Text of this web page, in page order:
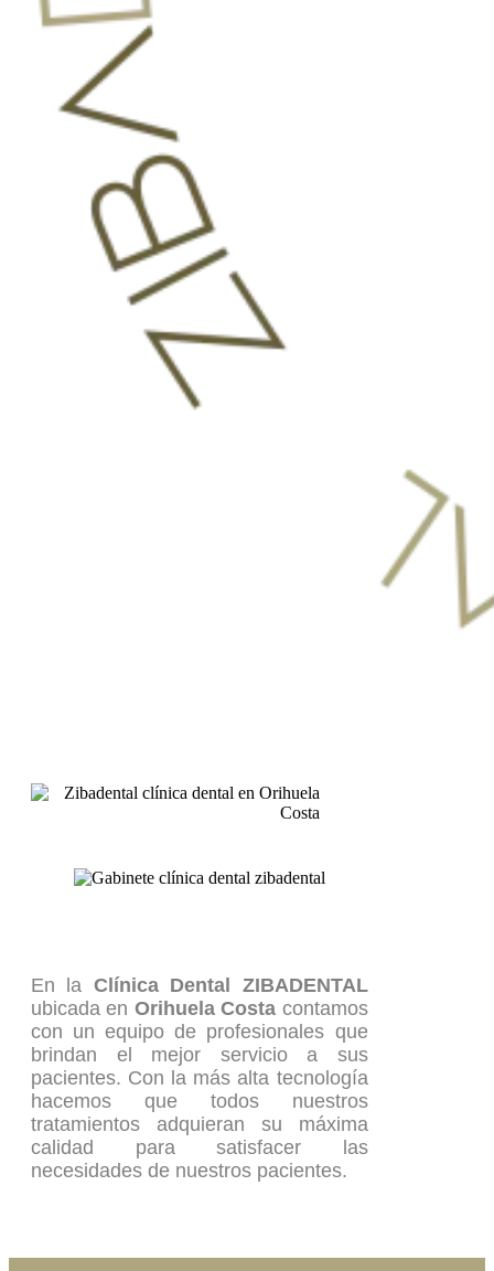
En la Clínica Dental ZIBADENTAL
ubicada en Orihuela Costa contamos
con un equipo de profesionales que
brindan el mejor servicio a sus
pacientes. Con la más alta tecnología
hacemos que todos nuestros
tratamientos adquieran su máxima
calidad para satisfacer las
necesidades de nuestros pacientes.